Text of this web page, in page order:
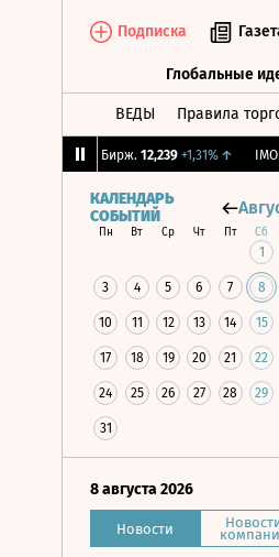
Подписка
Глобальные
ВЕДЫ Правила
CNY Бирж. 12,239 +1,31%↑
КАЛЕНДАРЬ
СОБЫТИЙ
Пн Вт Ср Чт Пт Сб
1
3 4 5 6 7 8
10 11 12 13 14 15
17 18 19 20 21 22
24 25 26 27 28 29
31
8 августа 2026
Новости